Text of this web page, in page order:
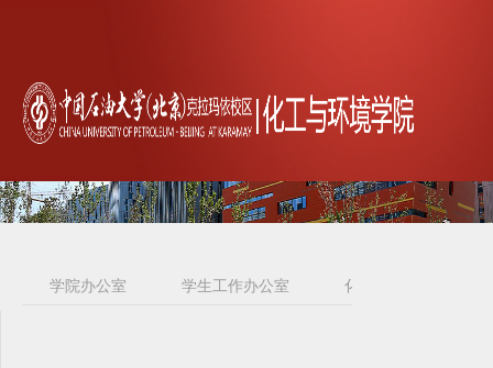
学院办公室 学生工作办公室 化工系